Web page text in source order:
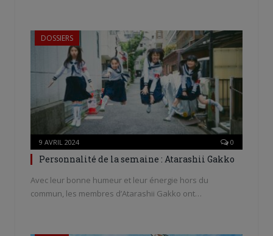
DOSSIERS
9 AVRIL 2024 0
Personnalité de la semaine : Atarashii Gakko
Avec leur bonne humeur et leur énergie hors du
commun, les membres d’Atarashii Gakko ont…